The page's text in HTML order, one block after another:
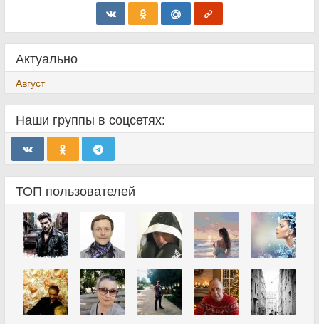
Актуально
Август
Наши группы в соцсетях:
ТОП пользователей